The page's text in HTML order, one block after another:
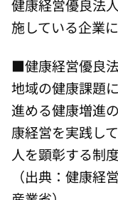
健康経営優良法
施している企業
■健康経営優良
地域の健康課題
進める健康増進
康経営を実践し
人を顕彰する制度
（出典：健康経